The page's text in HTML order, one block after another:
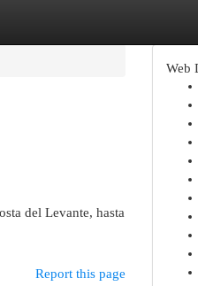
del Levante, hasta
Report this page
Web